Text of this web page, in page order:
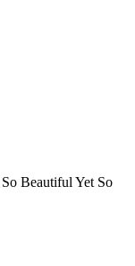
Beautiful Yet So